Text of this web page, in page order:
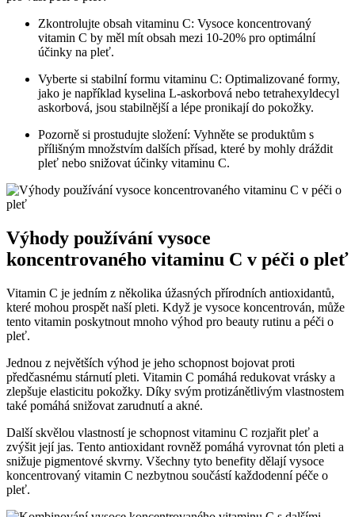
Zkontrolujte obsah vitaminu C: Vysoce koncentrovaný
vitamin C by měl mít obsah mezi 10-20% pro optimální
účinky na pleť.
Vyberte si stabilní formu vitaminu C: Optimalizované formy,
jako je například kyselina L-askorbová nebo tetrahexyldecyl
askorbová, jsou stabilnější a lépe pronikají do pokožky.
Pozorně si prostudujte složení: Vyhněte se produktům s
přílišným množstvím dalších přísad, které by mohly dráždit
pleť nebo snižovat účinky vitaminu C.
Výhody používání vysoce
koncentrovaného vitaminu C v péči o pleť
Vitamin C je jedním z několika úžasných přírodních antioxidantů,
které mohou prospět naší pleti. Když je vysoce koncentrován, může
tento vitamin poskytnout mnoho výhod pro beauty rutinu a péči o
pleť.
Jednou z největších výhod je jeho schopnost bojovat proti
předčasnému stárnutí pleti. Vitamin C pomáhá redukovat vrásky a
zlepšuje elasticitu pokožky. Díky svým protizánětlivým vlastnostem
také pomáhá snižovat zarudnutí a akné.
Další skvělou vlastností je schopnost vitaminu C rozjařit pleť a
zvýšit její jas. Tento antioxidant rovněž pomáhá vyrovnat tón pleti a
snižuje pigmentové skvrny. Všechny tyto benefity dělají vysoce
koncentrovaný vitamin C nezbytnou součástí každodenní péče o
pleť.